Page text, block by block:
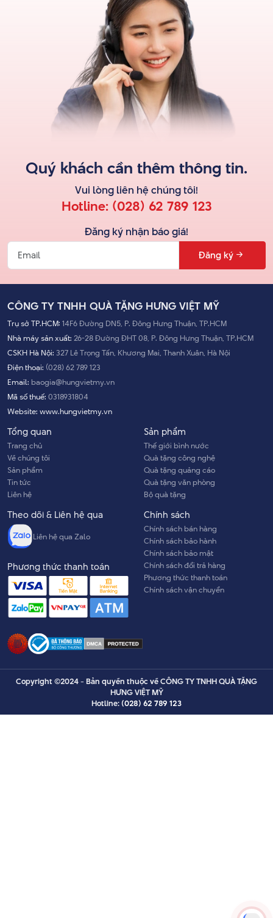
Quý khách cần thêm thông tin.
Vui lòng liên hệ chúng tôi!
Hotline: (028) 62 789 123
Đăng ký nhận báo giá!
Đăng ký
CÔNG TY TNHH QUÀ TẶNG HƯNG VIỆT MỸ
Trụ sở TP.HCM: 14F6 Đường DN5, P. Đông Hưng Thuận, TP.HCM
Nhà máy sản xuất: 26-28 Đường ĐHT 08, P. Đông Hưng Thuận, TP.HCM
CSKH Hà Nội: 327 Lê Trọng Tấn, Khương Mai, Thanh Xuân, Hà Nội
Điện thoại: (028) 62 789 123
Email: baogia@hungvietmy.vn
Mã số thuế: 0318931804
Website: www.hungvietmy.vn
Tổng quan
Trang chủ
Về chúng tôi
Sản phẩm
Tin tức
Liên hệ
Sản phẩm
Thế giới bình nước
Quà tặng công nghệ
Quà tặng quảng cáo
Quà tặng văn phòng
Bộ quà tặng
Chính sách
Chính sách bán hàng
Chính sách bảo hành
Chính sách bảo mật
Chính sách đổi trả hàng
Phương thức thanh toán
Chính sách vận chuyển
Theo dõi & Liên hệ qua
Liên hệ qua Zalo
Phương thức thanh toán
Copyright ©2024 - Bản quyền thuộc về CÔNG TY TNHH QUÀ TẶNG
HƯNG VIỆT MỸ
Hotline:(028) 62 789 123